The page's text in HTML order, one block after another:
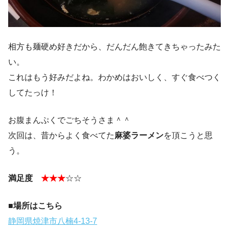
相方も麺硬め好きだから、だんだん飽きてきちゃったみた
い。
これはもう好みだよね。わかめはおいしく、すぐ食べつく
してたっけ！
お腹まんぷくでごちそうさま＾＾
次回は、昔からよく食べてた麻婆ラーメンを頂こうと思
う。
満足度 ★★★☆☆
■場所はこちら
静岡県焼津市八楠4-13-7